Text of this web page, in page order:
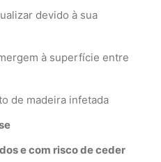
devido à sua
à superfície entre
de madeira infetada
e com risco de ceder